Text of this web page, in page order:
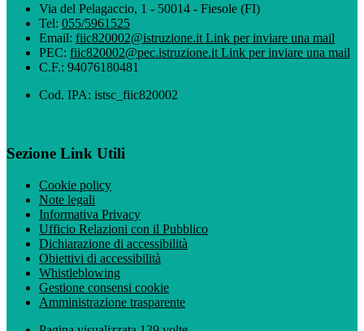
Via del Pelagaccio, 1 - 50014 - Fiesole (FI)
Tel: 055/5961525
Email: fiic820002@istruzione.it Link per inviare una mail
PEC: fiic820002@pec.istruzione.it Link per inviare una mail
C.F.: 94076180481
Cod. IPA: istsc_fiic820002
Sezione Link Utili
Cookie policy
Note legali
Informativa Privacy
Ufficio Relazioni con il Pubblico
Dichiarazione di accessibilità
Obiettivi di accessibilità
Whistleblowing
Gestione consensi cookie
Amministrazione trasparente